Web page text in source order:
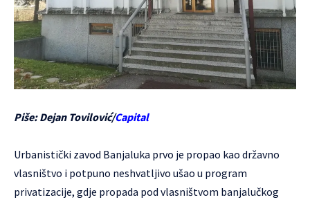
Piše: Dejan Tovilović/Capital
Urbanistički zavod Banjaluka prvo je propao kao državno
vlasništvo i potpuno neshvatljivo ušao u program
privatizacije, gdje propada pod vlasništvom banjalučkog